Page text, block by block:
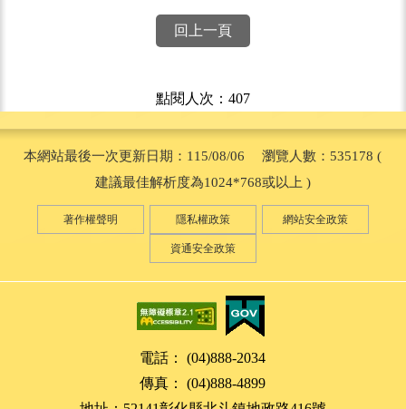
回上一頁
點閱人次：407
本網站最後一次更新日期：115/08/06 瀏覽人數：535178 (
建議最佳解析度為1024*768或以上 )
著作權聲明 隱私權政策 網站安全政策
資通安全政策
電話： (04)888-2034
傳真： (04)888-4899